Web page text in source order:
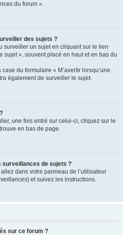
du forum ».
des sujets ?
surveiller un sujet en cliquant sur le lien
sujet », souvent placé en haut et en bas du
du formulaire « M’avertir lorsqu’une
également de surveiller le sujet.
une fois entré sur celui-ci, cliquez sur le
en bas de page.
surveillances de sujets ?
dans votre panneau de l’utilisateur
) et suivez les instructions.
sur ce forum ?